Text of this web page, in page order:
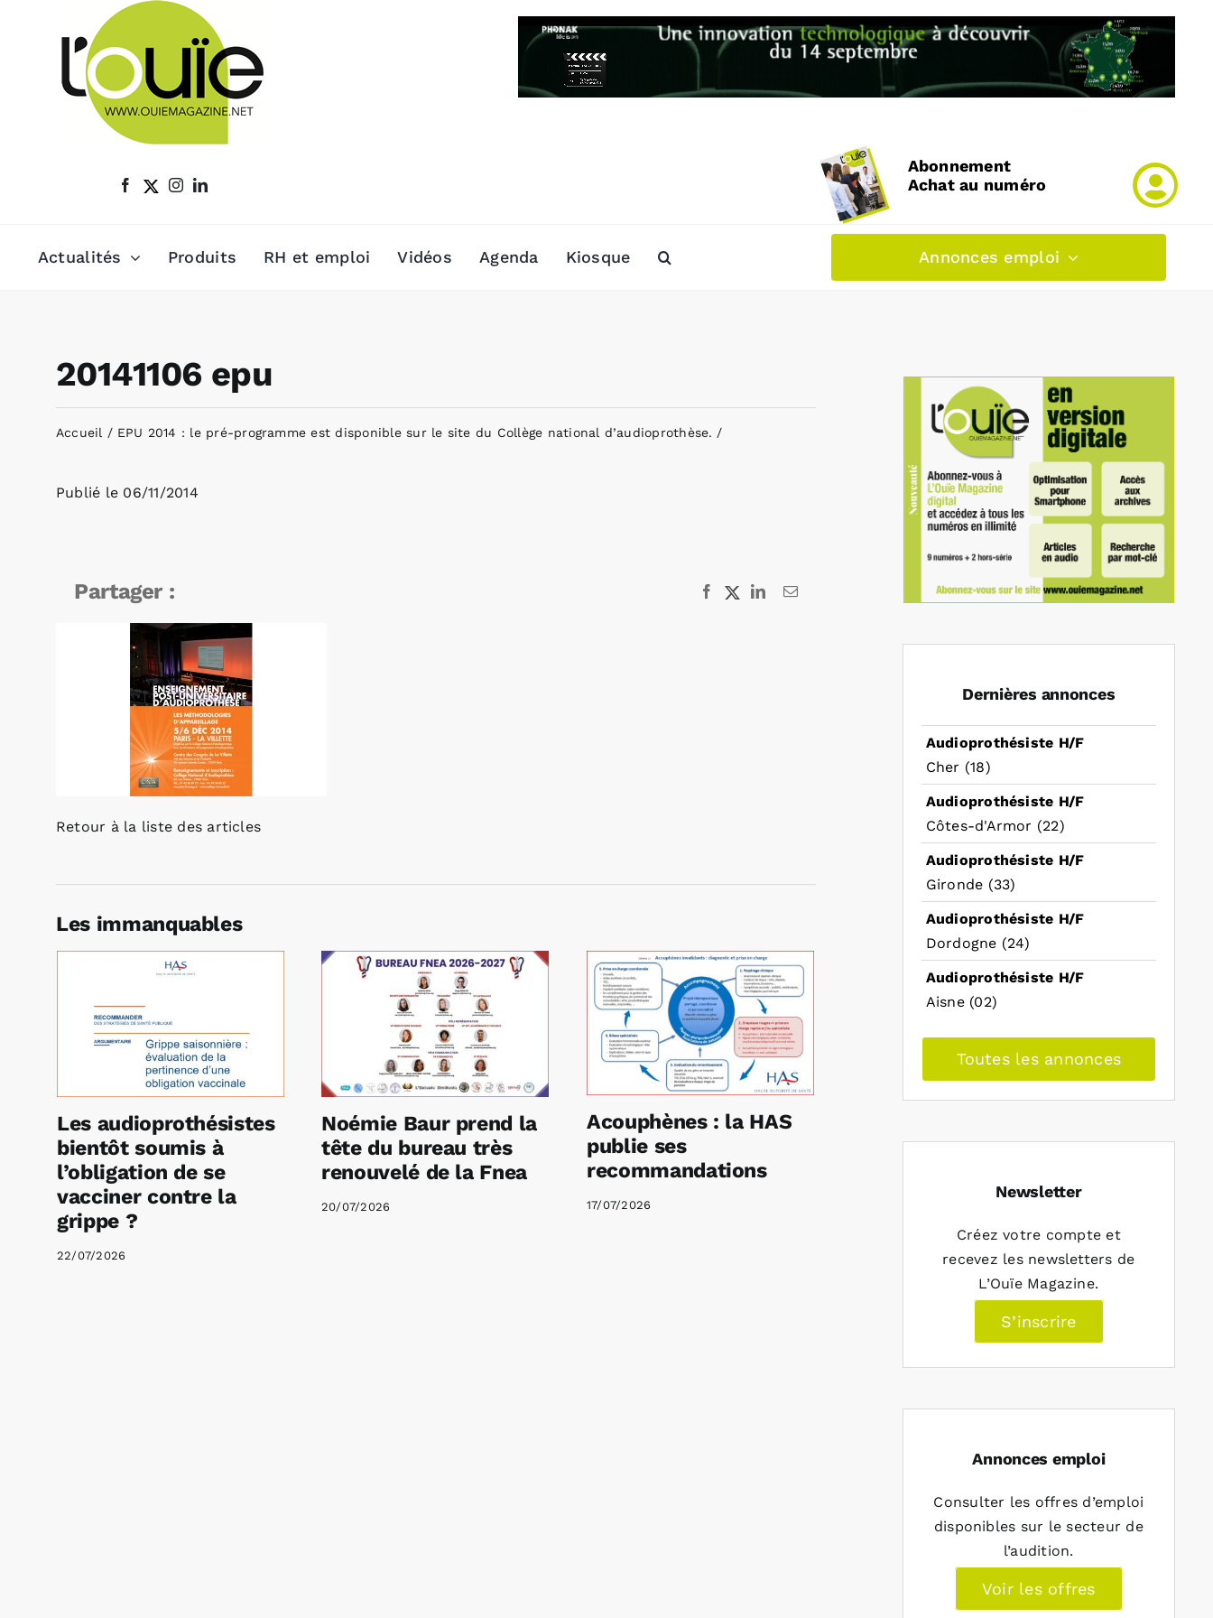
Abonnement
Achat au numéro
Actualités Produits RH et emploi Vidéos Agenda Kiosque Annonces emploi
20141106 epu
Accueil EPU 2014 : le pré-programme est disponible sur le site du Collège national d’audioprothèse.
Publié le 06/11/2014
Partager : Facebook
X LinkedInEmail
Retour à la liste des articles
Les immanquables
Les audioprothésistes
bientôt soumis à
l’obligation de se
vacciner contre la
grippe ?
22/07/2026
Noémie Baur prend la
tête du bureau très
renouvelé de la Fnea
20/07/2026
Acouphènes : la HAS
publie ses
recommandations
17/07/2026
Dernières annonces
Audioprothésiste H/F
Cher (18)
Audioprothésiste H/F
Côtes-d'Armor (22)
Audioprothésiste H/F
Gironde (33)
Audioprothésiste H/F
Dordogne (24)
Audioprothésiste H/F
Aisne (02)
Toutes les annonces
Newsletter
Créez votre compte et
recevez les newsletters de
L’Ouïe Magazine.
S’inscrire
Annonces emploi
Consulter les offres d’emploi
disponibles sur le secteur de
l’audition.
Voir les offres